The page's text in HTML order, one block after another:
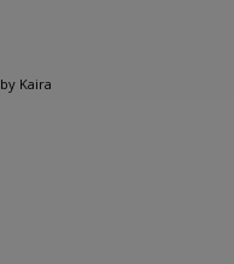
by Kaira